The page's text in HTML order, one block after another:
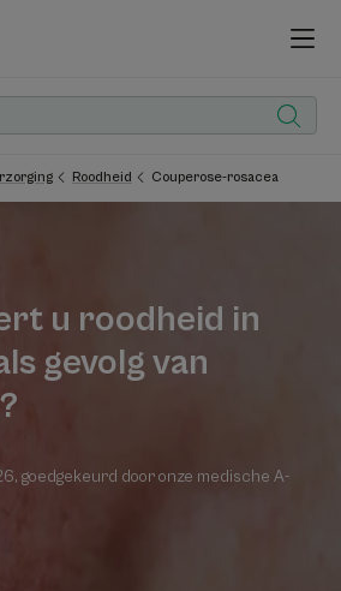
Roodheid Couperose-rosacea
u roodheid in
gevolg van
, goedgekeurd dooronze medische A-